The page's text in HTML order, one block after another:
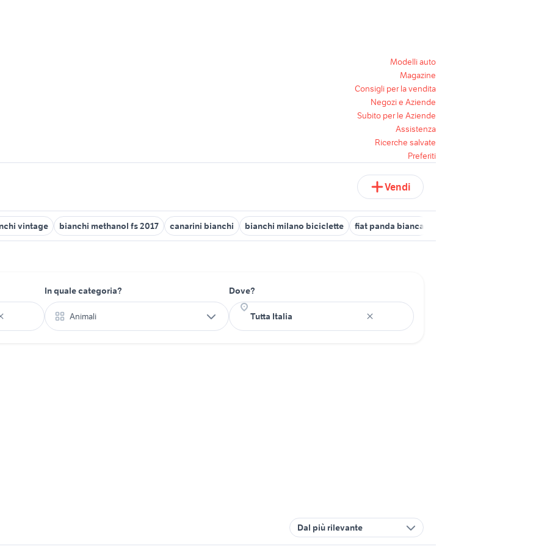
Modelli auto
Magazine
Consigli per la vendita
Negozi e Aziende
Subito per le Aziende
Assistenza
Ricerche salvate
Preferiti
Vendi
vintage bianchi methanol fs 2017 canarini bianchi bianchi milano biciclette fiat panda bianca
In quale categoria?
Animali
Dove?
Dal più rilevante